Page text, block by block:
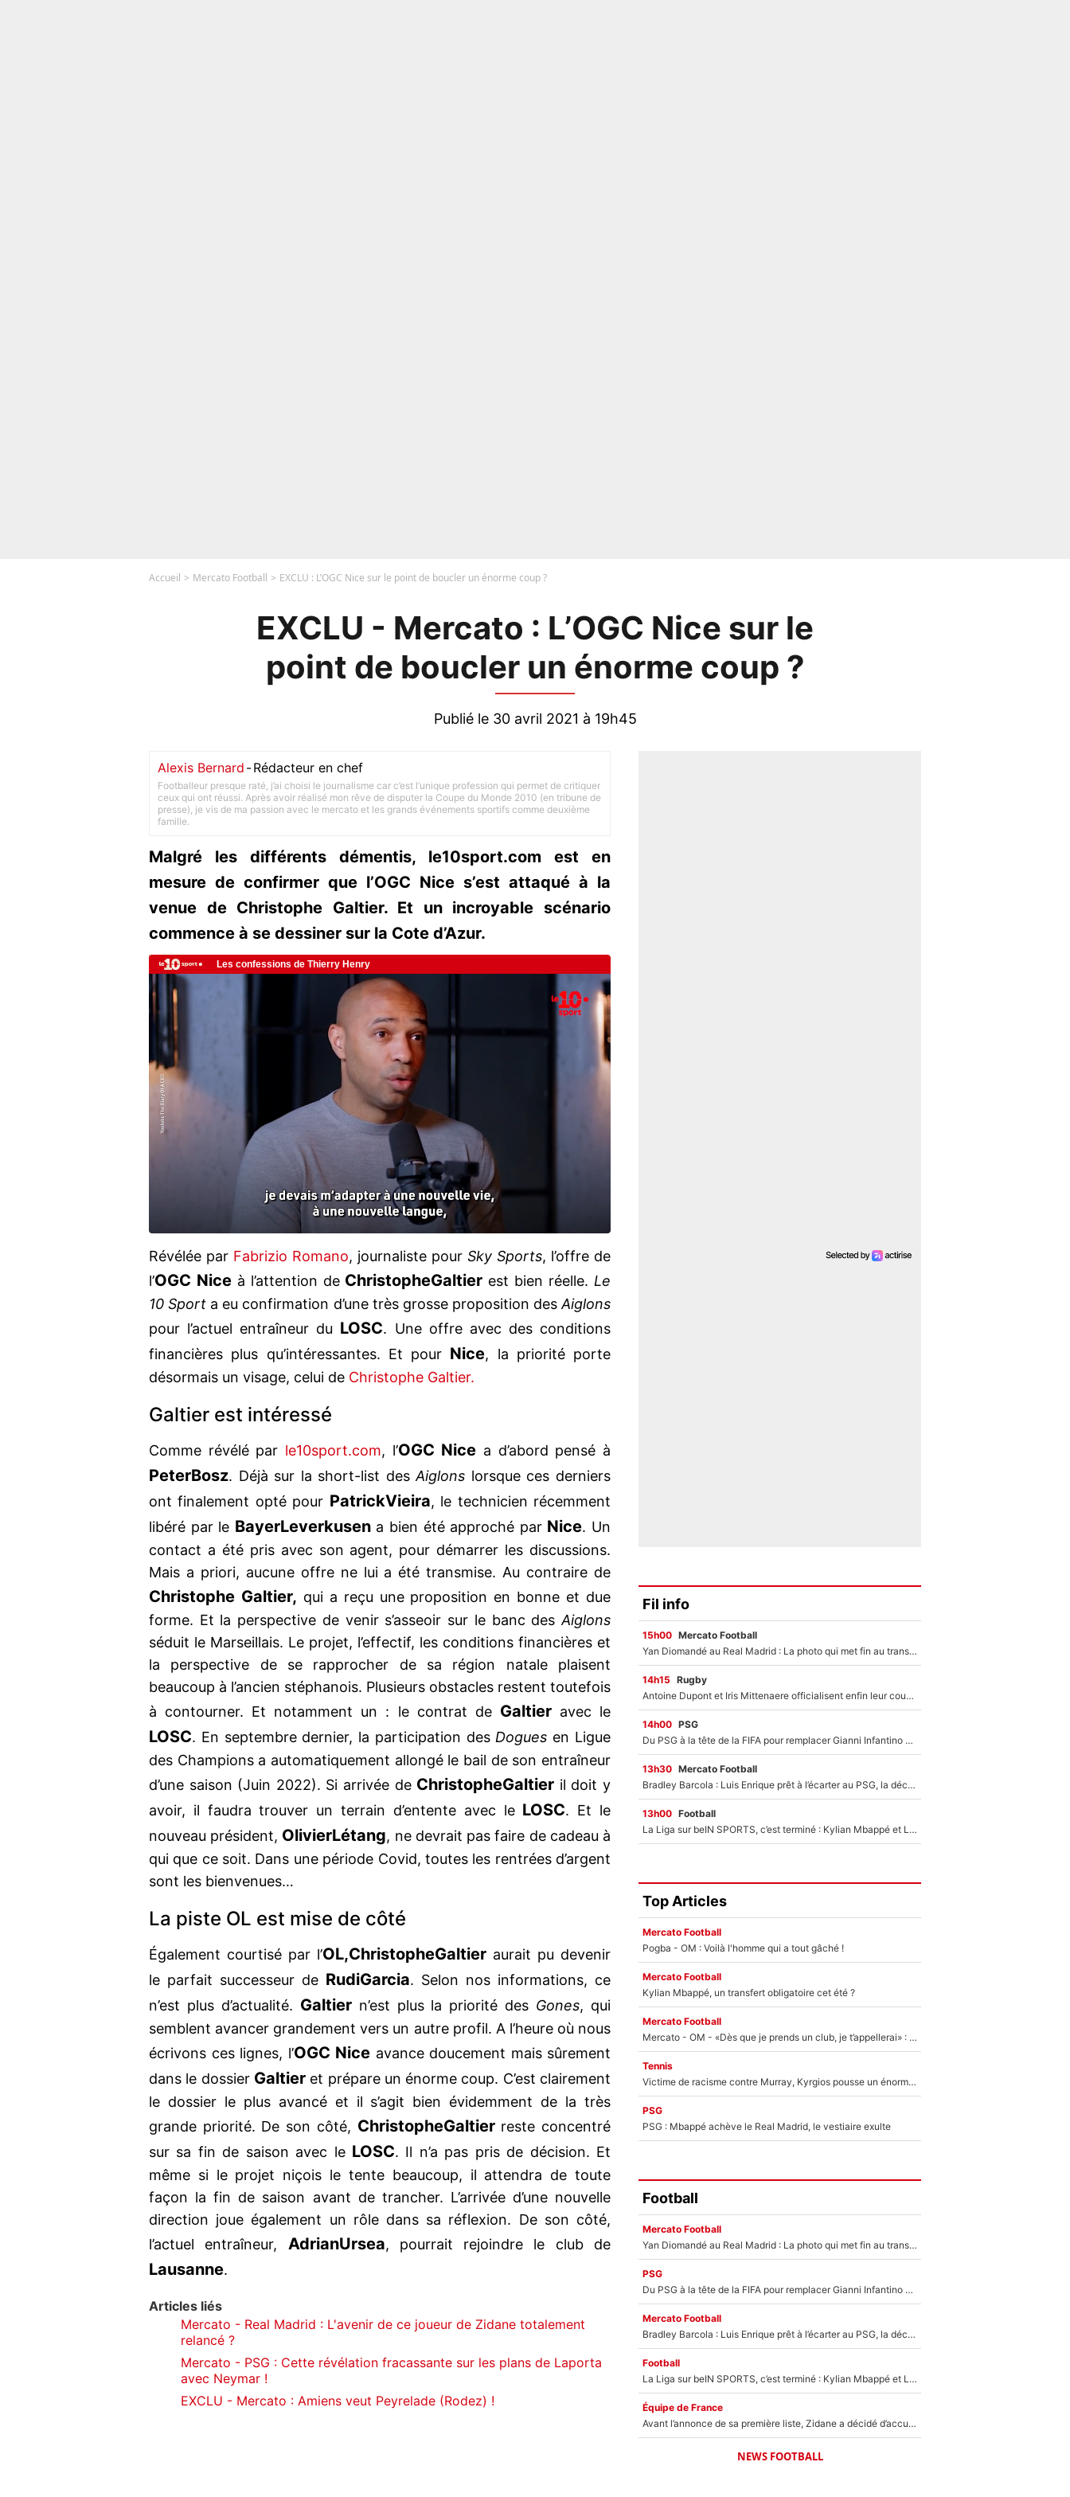
Accueil Mercato Football EXCLU : L’OGC Nice sur le point de boucler un énorme coup ?
EXCLU - Mercato : L’OGC Nice sur le
point de boucler un énorme coup ?
Publié le 30 avril 2021 à 19h45
Alexis Bernard -Rédacteur en chef
Footballeur presque raté, j’ai choisi le journalisme car c’est l’unique profession qui permet de critiquer
ceux qui ont réussi. Après avoir réalisé mon rêve de disputer la Coupe du Monde 2010 (en tribune de
presse), je vis de ma passion avec le mercato et les grands événements sportifs comme deuxième
famille.
Malgré les différents démentis, le10sport.com est en
mesure de confirmer que l’OGC Nice s’est attaqué à la
venue de Christophe Galtier. Et un incroyable scénario
commence à se dessiner sur la Cote d’Azur.
Révélée par Fabrizio Romano, journaliste pour Sky Sports, l’offre de
l’OGC Niceà l’attention de ChristopheGaltier est bien réelle.Le
10 Sport a eu confirmation d’une très grosse proposition desAiglons
pour l’actuel entraîneur du LOSC. Une offre avec des conditions
financières plus qu’intéressantes. Et pour Nice, la priorité porte
désormais un visage, celui de Christophe Galtier.
Galtier est intéressé
Comme révélé par le10sport.com, l’OGC Nice a d’abord pensé à
PeterBosz. Déjà sur la short-list desAiglons lorsque ces derniers
ont finalement opté pour PatrickVieira, le technicien récemment
libéré par le BayerLeverkusena bien été approché par Nice. Un
contact a été pris avec son agent, pour démarrer les discussions.
Mais a priori, aucune offre ne lui a été transmise. Au contraire de
Christophe Galtier, qui a reçu une proposition en bonne et due
forme. Et la perspective de venir s’asseoir sur le banc desAiglons
séduit le Marseillais. Le projet, l’effectif, les conditions financières et
la perspective de se rapprocher de sa région natale plaisent
beaucoup à l’ancien stéphanois. Plusieurs obstacles restent toutefois
à contourner. Et notamment un : le contrat de Galtieravec le
LOSC. En septembre dernier, la participation desDogues en Ligue
des Champions a automatiquement allongé le bail de son entraîneur
d’une saison (Juin 2022). Si arrivée de ChristopheGaltier il doit y
avoir, il faudra trouver un terrain d’entente avec le LOSC. Et le
nouveau président, OlivierLétang, ne devrait pas faire de cadeau à
qui que ce soit. Dans une période Covid, toutes les rentrées d’argent
sont les bienvenues…
La piste OL est mise de côté
Également courtisé par l’OL,ChristopheGaltier aurait pu devenir
le parfait successeur de RudiGarcia. Selon nos informations, ce
n’est plus d’actualité. Galtiern’est plus la priorité des Gones, qui
semblent avancer grandement vers un autre profil. A l’heure où nous
écrivons ces lignes, l’OGC Nice avance doucement mais sûrement
dans le dossier Galtieret prépare un énorme coup. C’est clairement
le dossier le plus avancé et il s’agit bien évidemment de la très
grande priorité. De son côté, ChristopheGaltierreste concentré
sur sa fin de saison avec le LOSC. Il n’a pas pris de décision. Et
même si le projet niçois le tente beaucoup, il attendra de toute
façon la fin de saison avant de trancher. L’arrivée d’une nouvelle
direction joue également un rôle dans sa réflexion. De son côté,
l’actuel entraîneur, AdrianUrsea, pourrait rejoindre le club de
Lausanne.
Articles liés
Mercato - Real Madrid : L'avenir de ce joueur de Zidane totalement
relancé ?
Mercato - PSG : Cette révélation fracassante sur les plans de Laporta
avec Neymar !
EXCLU - Mercato : Amiens veut Peyrelade (Rodez) !
Fil info
15h00 Mercato Football
Yan Diomandé au Real Madrid : La photo qui met fin au transfert de l’été !
14h15 Rugby
Antoine Dupont et Iris Mittenaere officialisent enfin leur couple : La photo qui enflamme les réseaux sociaux
14h00 PSG
Du PSG à la tête de la FIFA pour remplacer Gianni Infantino ? «Il serait un mauvais président», le patron de la Liga s'attaque à Nasser Al-Khelaïfi !
13h30 Mercato Football
Bradley Barcola : Luis Enrique prêt à l’écarter au PSG, la décision qui va accélérer son transfert à Liverpool ?
13h00 Football
La Liga sur beIN SPORTS, c’est terminé : Kylian Mbappé et Lamine Yamal changent de chaîne, «le moment était venu d'ouvrir un nouveau chapitre»
Top Articles
Mercato Football
Pogba - OM : Voilà l'homme qui a tout gâché !
Mercato Football
Kylian Mbappé, un transfert obligatoire cet été ?
Mercato Football
Mercato - OM - «Dès que je prends un club, je t’appellerai» : La promesse de Marcelino au moment de claquer la porte
Tennis
Victime de racisme contre Murray, Kyrgios pousse un énorme coup de gueule !
PSG
PSG : Mbappé achève le Real Madrid, le vestiaire exulte
Football
Mercato Football
Yan Diomandé au Real Madrid : La photo qui met fin au transfert de l’été !
PSG
Du PSG à la tête de la FIFA pour remplacer Gianni Infantino ? «Il serait un mauvais président», le patron de la Liga s'attaque à Nasser Al-Khelaïfi !
Mercato Football
Bradley Barcola : Luis Enrique prêt à l’écarter au PSG, la décision qui va accélérer son transfert à Liverpool ?
Football
La Liga sur beIN SPORTS, c’est terminé : Kylian Mbappé et Lamine Yamal changent de chaîne, «le moment était venu d'ouvrir un nouveau chapitre»
Équipe de France
Avant l’annonce de sa première liste, Zidane a décidé d’accueillir une nouvelle tête en équipe de France
NEWS FOOTBALL